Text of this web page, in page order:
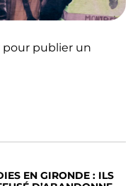
pour publier un
EN GIRONDE : ILS